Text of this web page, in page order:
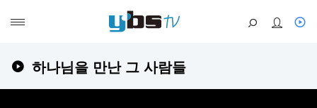
하나님을 만난 그 사람들